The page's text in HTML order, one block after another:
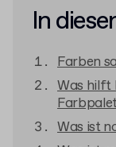
In
Farben
Was hilft
Was ist